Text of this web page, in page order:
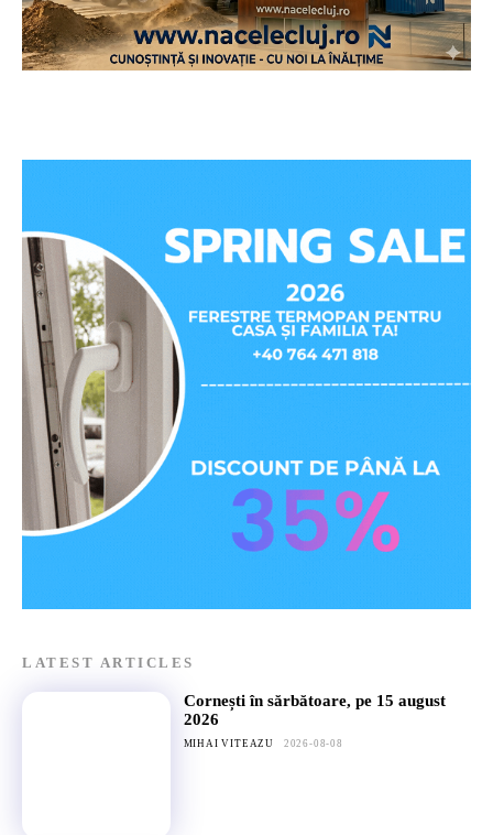
LATEST ARTICLES
Cornești în sărbătoare, pe 15 august
2026
MIHAI VITEAZU 2026-08-08